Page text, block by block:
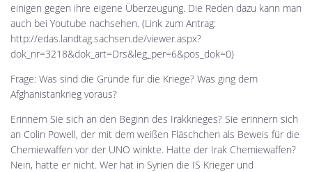
einigen gegen ihre eigene Überzeugung. Die Reden dazu kann man
auch bei Youtube nachsehen. (Link zum Antrag:
http://edas.landtag.sachsen.de/viewer.aspx?
dok_nr=3218&dok_art=Drs&leg_per=6&pos_dok=0)
Frage: Was sind die Gründe für die Kriege? Was ging dem
Afghanistankrieg voraus?
Erinnern Sie sich an den Beginn des Irakkrieges? Sie erinnern sich
an Colin Powell, der mit dem weißen Fläschchen als Beweis für die
Chemiewaffen vor der UNO winkte. Hatte der Irak Chemiewaffen?
Nein, hatte er nicht. Wer hat in Syrien die IS Krieger und